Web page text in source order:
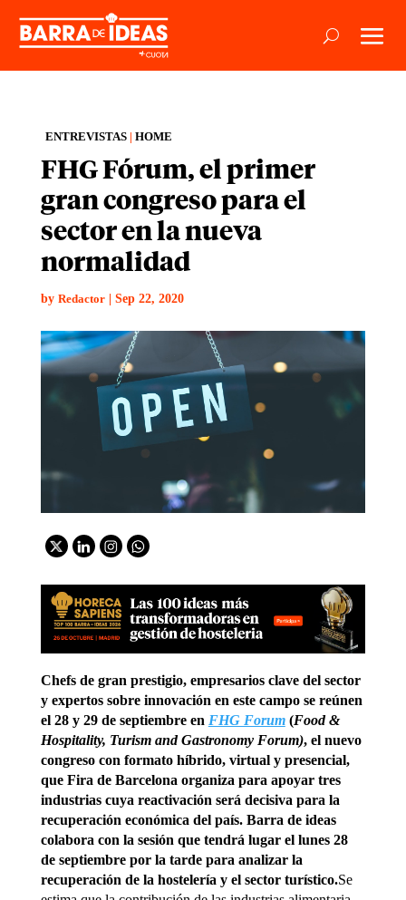
ENTREVISTAS| HOME
FHG Fórum, el primer
gran congreso para el
sector en la nueva
normalidad
by Redactor| Sep 22, 2020
Chefs de gran prestigio, empresarios clave del sector
y expertos sobre innovación en este campo se reúnen
el 28 y 29 de septiembre en FHG Forum(Food &
Hospitality, Turism and Gastronomy Forum), el nuevo
congreso con formato híbrido, virtual y presencial,
que Fira de Barcelona organiza para apoyar tres
industrias cuya reactivación será decisiva para la
recuperación económica del país. Barra de ideas
colabora con la sesión que tendrá lugar el lunes 28
de septiembre por la tarde para analizar la
recuperación de la hostelería y el sector turístico.Se